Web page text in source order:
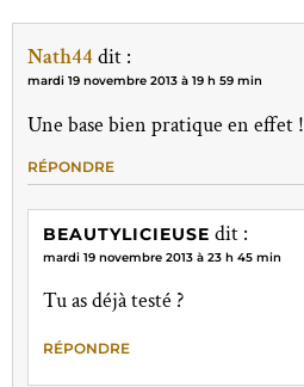
Nath44dit :
mardi 19 novembre 2013 à 19 h 59 min
Une base bien pratique en effet !
RÉPONDRE
BEAUTYLICIEUSE dit :
mardi 19 novembre 2013 à 23 h 45 min
Tu as déjà testé ?
RÉPONDRE